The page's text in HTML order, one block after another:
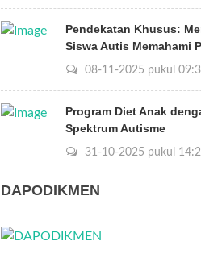
Pendekatan Khusus:
Siswa Autis Memahami
08-11-2025 pukul
Program Diet Anak
Spektrum Autisme
31-10-2025 pukul
DAPODIKMEN